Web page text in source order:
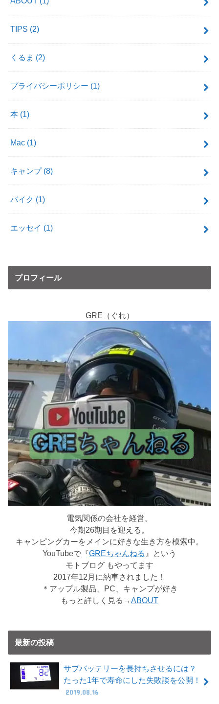
TIPS (2)
くるま (2)
プライバシーポリシー (1)
本 (1)
Mac (1)
キャンプ (8)
バイク (1)
エッセイ (1)
プロフィール
GRE（ぐれ）
電気関係の会社を経営。
今期26期目を迎える。
キャンピングカーをメインに好きな生き方を模索中。
YouTubeで『GREちゃんねる 』という
モトブログ もやってます
2017年12月に納車されました！
＊アップル製品、PC、キャンプが好き
もっと詳しく見る→ABOUT
最新の投稿
サブバッテリーを長持ちさせるには？
たった1年で寿命にした失敗談を公開！
2019.08.16